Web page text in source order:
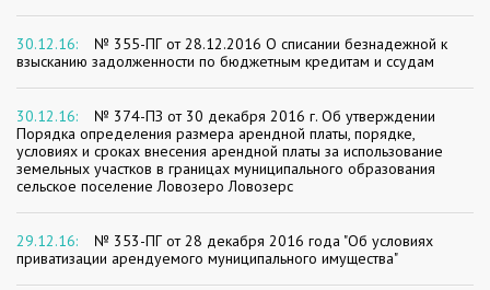
30.12.16:
№ 355-ПГ от 28.12.2016 О списании безнадежной к
взысканию задолженности по бюджетным кредитам и ссудам
30.12.16:
№ 374-ПЗ от 30 декабря 2016 г. Об утверждении
Порядка определения размера арендной платы, порядке,
условиях и сроках внесения арендной платы за использование
земельных участков в границах муниципального образования
сельское поселение Ловозеро Ловозерс
29.12.16:
№ 353-ПГ от 28 декабря 2016 года "Об условиях
приватизации арендуемого муниципального имущества"